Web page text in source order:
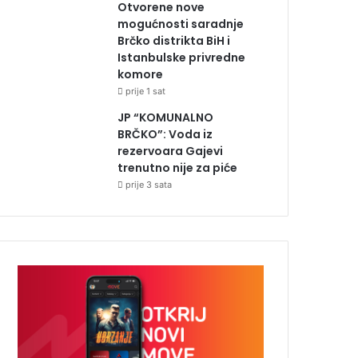
Otvorene nove
mogućnosti saradnje
Brčko distrikta BiH i
Istanbulske privredne
komore
prije 1 sat
JP “KOMUNALNO
BRČKO”: Voda iz
rezervoara Gajevi
trenutno nije za piće
prije 3 sata